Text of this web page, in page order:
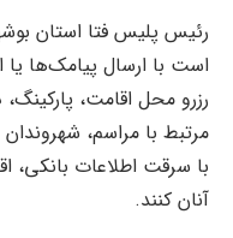
رئیس پلیس فتا استان
است با ارسال پیامک‌ها
رزرو محل اقامت،
مرتبط با مراسم،
با سرقت اطلاعات بانکی،
آنان کنند.